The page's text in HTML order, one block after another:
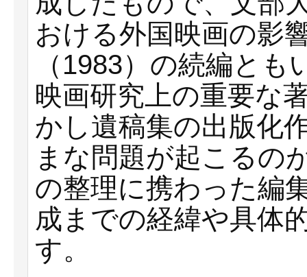
おける外国映画の影
（1983）の続編と
映画研究上の重要な
かし遺稿集の出版化
まな問題が起こるの
の整理に携わった編
成までの経緯や具体
す。